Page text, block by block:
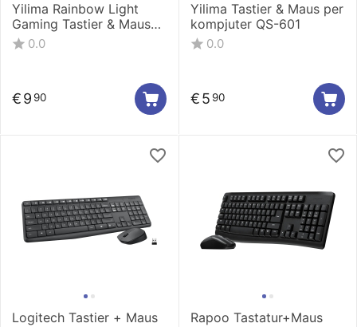
Yilima Rainbow Light
Gaming Tastier & Maus
QS-602
0.0
€9 90
Yilima Tastier & Maus per
kompjuter QS-601
0.0
€5 90
Logitech Tastier + Maus
Rapoo Tastatur+Maus